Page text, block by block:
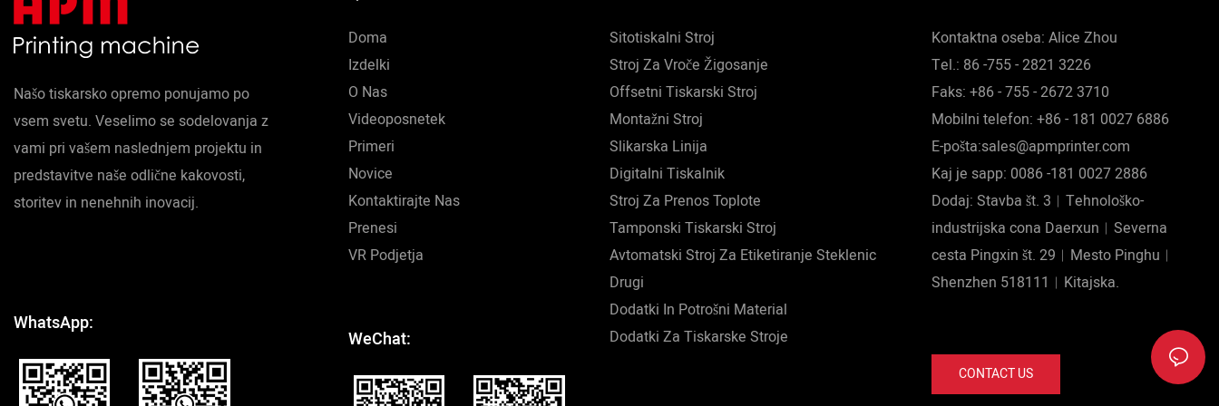
učinkovitosti proizvodnje podjetja in
nadzora stroškov.
Našo tiskarsko opremo ponujamo po
vsem svetu. Veselimo se sodelovanja z
vami pri vašem naslednjem projektu in
predstavitve naše odlične kakovosti,
storitev in nenehnih inovacij.
WhatsApp:
Doma
Izdelki
O Nas
Videoposnetek
Primeri
Novice
Kontaktirajte Nas
Prenesi
VR Podjetja
WeChat:
Sitotiskalni Stroj
Stroj Za Vroče Žigosanje
Offsetni Tiskarski Stroj
Montažni Stroj
Slikarska Linija
Digitalni Tiskalnik
Stroj Za Prenos Toplote
Tamponski Tiskarski Stroj
Avtomatski Stroj Za Etiketiranje Steklenic
Drugi
Dodatki In Potrošni Material
Dodatki Za Tiskarske Stroje
Kontaktna oseba: Alice Zhou
Tel.: 86 -755 - 2821 3226
Faks: +86 - 755 - 2672 3710
Mobilni telefon: +86 - 181 0027 6886
E-pošta:sales@apmprinter.com
Kaj je sapp: 0086 -181 0027 2886
Dodaj: Stavba št. 3︱Tehnološko-
industrijska cona Daerxun︱Severna
cesta Pingxin št. 29︱Mesto Pinghu︱
Shenzhen 518111︱Kitajska.
CONTACT US